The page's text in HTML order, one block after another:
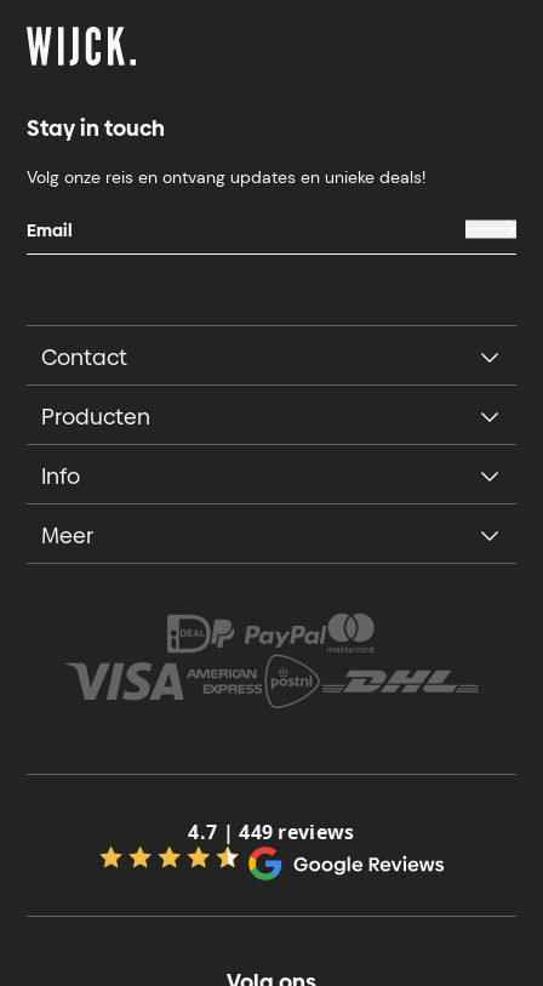
Stay in touch
Volg onze reis en ontvang updates en unieke deals!
Contact
Producten
Info
Meer
4.7 | 449 reviews